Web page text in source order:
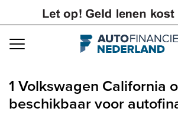
Navigation
1 Volkswagen California
beschikbaar voor